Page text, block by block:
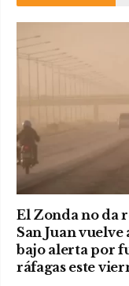
El Zonda no da
San Juan vuelve
bajo alerta por
ráfagas este